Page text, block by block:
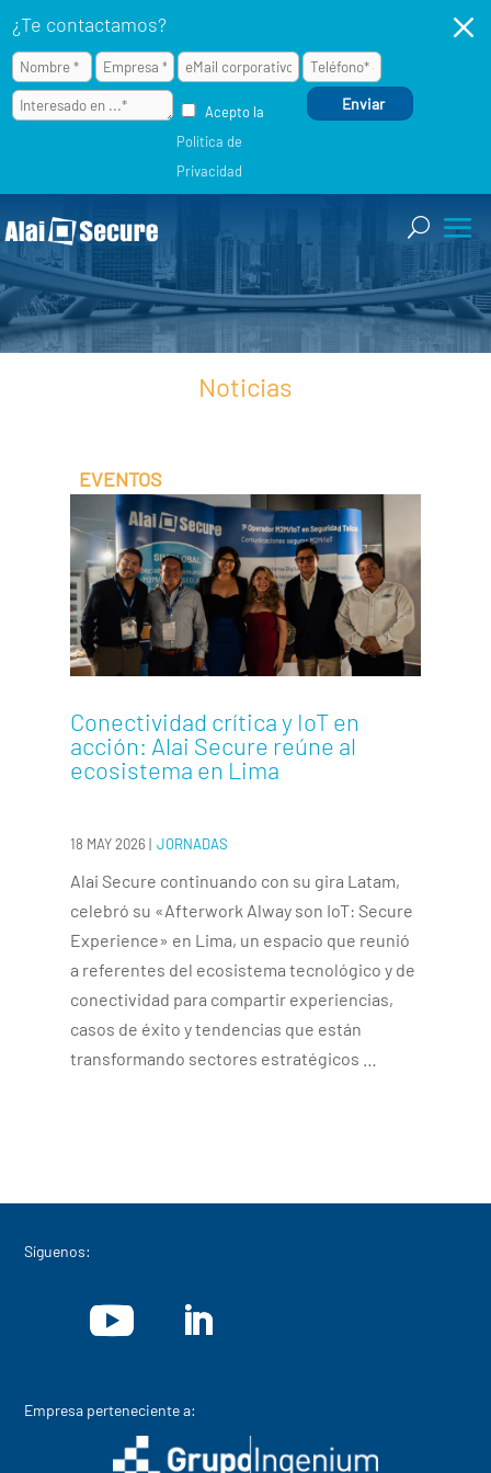
¿Te contactamos?
Acepto la
Política de
Privacidad
M
Noticias
Conectividad crítica y IoT en
acción: Alai Secure reúne al
ecosistema en Lima
18 MAY 2026 | JORNADAS
Alai Secure continuando con su gira Latam,
celebró su «Afterwork Alway son IoT: Secure
Experience» en Lima, un espacio que reunió
a referentes del ecosistema tecnológico y de
conectividad para compartir experiencias,
casos de éxito y tendencias que están
transformando sectores estratégicos …
Síguenos:
Empresa perteneciente a: